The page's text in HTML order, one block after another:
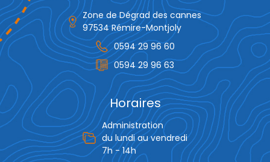
Zone de Dégrad des cannes
97534 Rémire-Montjoly
0594 29 96 60
0594 29 96 63
Horaires
Administration
du lundi au vendredi
7h - 14h